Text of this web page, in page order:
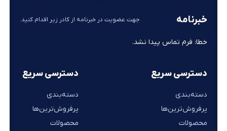
دسترسی سریع
دسته‌بندی
پرفروش‌ترین‌ها
محصولات
خبرنامه جهت عضویت در خبرنامه از کادر زیر اقدام کنید.
خطا: فرم تماس پیدا نشد.
دسترسی سریع
دسته‌بندی
پرفروش‌ترین‌ها
محصولات